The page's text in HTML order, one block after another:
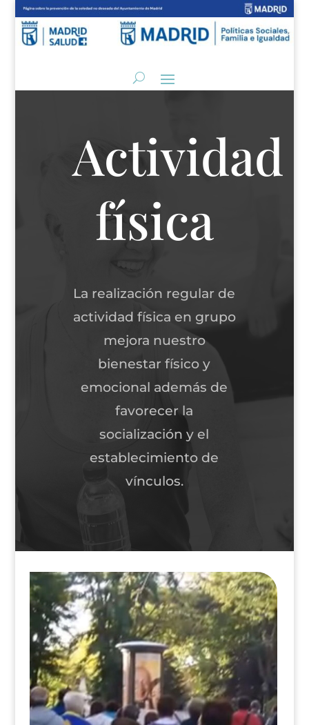
Actividad
física
La realización regular de
actividad física en grupo
mejora nuestro
bienestar físico y
emocional además de
favorecer la
socialización y el
establecimiento de
vínculos.